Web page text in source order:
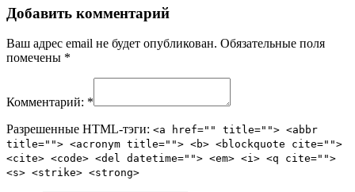
Добавить комментарий
Ваш адрес email не будет опубликован. Обязательные поля
помечены *
Комментарий: *
Разрешенные HTML-тэги: <a href="" title=""> <abbr
title=""> <acronym title=""> <b> <blockquote cite="">
<cite> <code> <del datetime=""> <em> <i> <q cite="">
<s> <strike> <strong>